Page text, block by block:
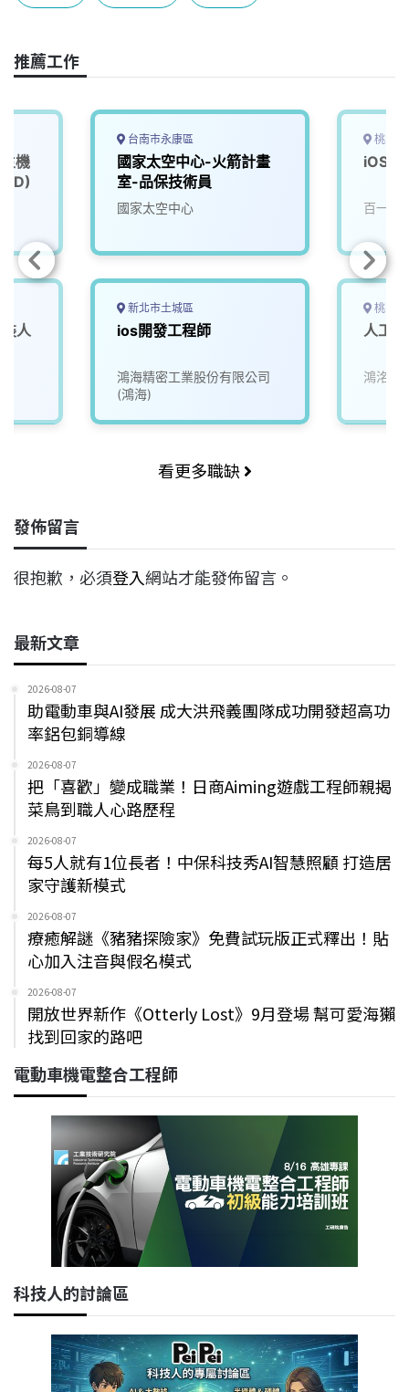
推薦工作
機
人
台南市永康區
國家太空中心-火箭計畫
室-品保技術員
國家太空中心
新北市土城區
ios開發工程師
鴻海精密工業股份有限公司
(鴻海)
桃園
iOS
百一電
桃園
人工
鴻洺科
看更多職缺
發佈留言
很抱歉，必須登入網站才能發佈留言。
最新文章
2026-08-07
助電動車與AI發展 成大洪飛義團隊成功開發超高功
率鋁包銅導線
2026-08-07
把「喜歡」變成職業！日商Aiming遊戲工程師親揭
菜鳥到職人心路歷程
2026-08-07
每5人就有1位長者！中保科技秀AI智慧照顧 打造居
家守護新模式
2026-08-07
療癒解謎《豬豬探險家》免費試玩版正式釋出！貼
心加入注音與假名模式
2026-08-07
開放世界新作《Otterly Lost》9月登場 幫可愛海獺
找到回家的路吧
電動車機電整合工程師
科技人的討論區